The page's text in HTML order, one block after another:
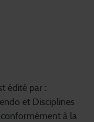
édité par :
et Disciplines
conformément à la